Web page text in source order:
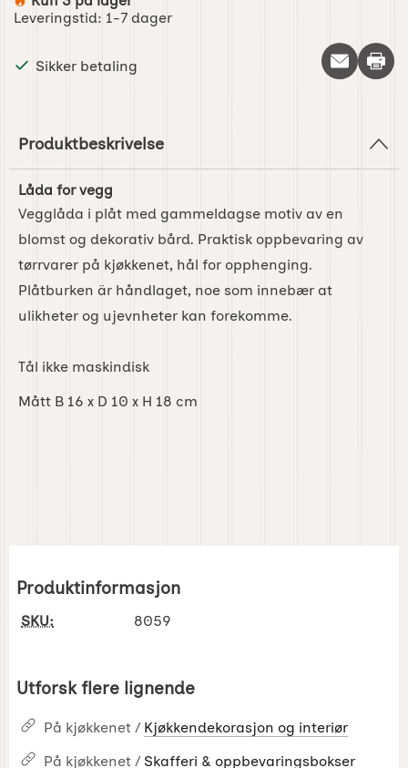
Produkttilgjengelighet:
Leveringstid: 1-7 dager
Sikker betaling Skriv
Produktbeskrivelse
Låda for vegg
Vegglåda i plåt med gammeldagse motiv av en
blomst og dekorativ bård. Praktisk oppbevaring av
tørrvarer på kjøkkenet, hål for opphenging.
Plåtburken är håndlaget, noe som innebær at
ulikheter og ujevnheter kan forekomme.
Tål ikke maskindisk
Mått B 16 x D 10 x H 18 cm
Produktinformasjon
SKU: 8059
Utforsk flere lignende
På kjøkkenet / Kjøkkendekorasjon og interiør
På kjøkkenet / Skafferi & oppbevaringsbokser